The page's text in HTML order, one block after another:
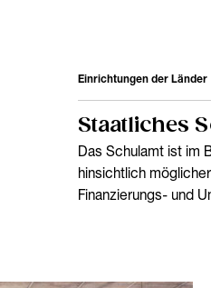
Einrichtungen der Länder
Staatliches
Das Schulamt ist im
hinsichtlich
Finanzierungs- und